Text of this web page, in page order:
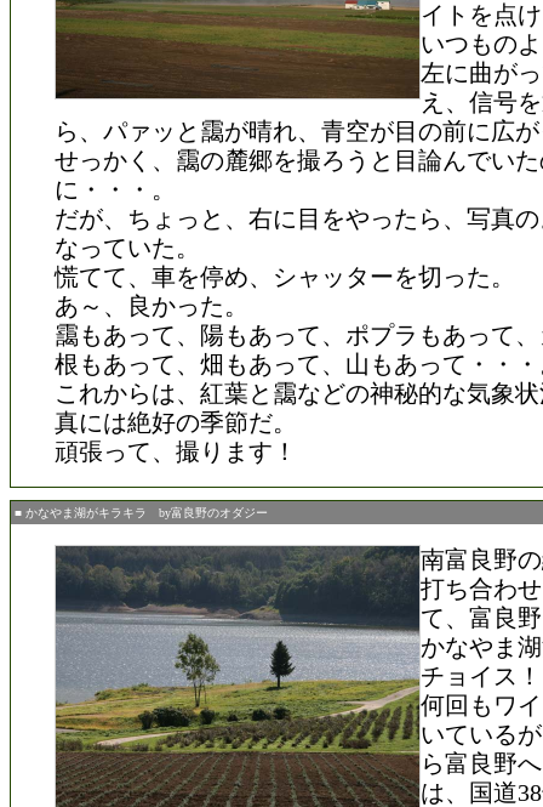
イトを点
いつもの
左に曲が
え、信号
ら、パァッと靄が晴れ、青空が目の前に広
せっかく、靄の麓郷を撮ろうと目論んでい
に・・・。
だが、ちょっと、右に目をやったら、写真
なっていた。
慌てて、車を停め、シャッターを切った。
あ～、良かった。
靄もあって、陽もあって、ポプラもあって
根もあって、畑もあって、山もあって・・
これからは、紅葉と靄などの神秘的な気象
真には絶好の季節だ。
頑張って、撮ります！
■ かなやま湖がキラキラ by富良野のオダジー
南富良野
打ち合わ
て、富良
かなやま
チョイス！
何回もワ
いている
ら富良野
は、国道